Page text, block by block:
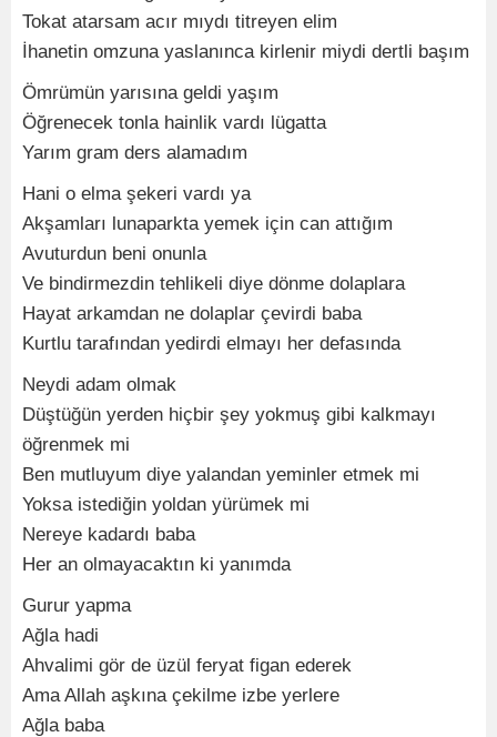
Tokat atarsam acır mıydı titreyen elim
İhanetin omzuna yaslanınca kirlenir miydi dertli başım
Ömrümün yarısına geldi yaşım
Öğrenecek tonla hainlik vardı lügatta
Yarım gram ders alamadım
Hani o elma şekeri vardı ya
Akşamları lunaparkta yemek için can attığım
Avuturdun beni onunla
Ve bindirmezdin tehlikeli diye dönme dolaplara
Hayat arkamdan ne dolaplar çevirdi baba
Kurtlu tarafından yedirdi elmayı her defasında
Neydi adam olmak
Düştüğün yerden hiçbir şey yokmuş gibi kalkmayı
öğrenmek mi
Ben mutluyum diye yalandan yeminler etmek mi
Yoksa istediğin yoldan yürümek mi
Nereye kadardı baba
Her an olmayacaktın ki yanımda
Gurur yapma
Ağla hadi
Ahvalimi gör de üzül feryat figan ederek
Ama Allah aşkına çekilme izbe yerlere
Ağla baba